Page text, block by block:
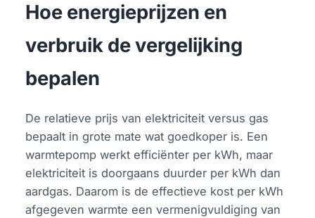
Hoe energieprijzen en
verbruik de vergelijking
bepalen
De relatieve prijs van elektriciteit versus gas
bepaalt in grote mate wat goedkoper is. Een
warmtepomp werkt efficiënter per kWh, maar
elektriciteit is doorgaans duurder per kWh dan
aardgas. Daarom is de effectieve kost per kWh
afgegeven warmte een vermenigvuldiging van